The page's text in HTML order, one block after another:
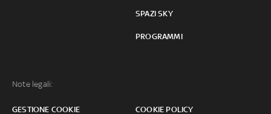
SPAZI SKY
PROGRAMMI
Note legali:
GESTIONE COOKIE COOKIE POLICY